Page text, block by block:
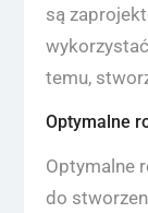
są
temu,
Optymalne
Optymalne
do